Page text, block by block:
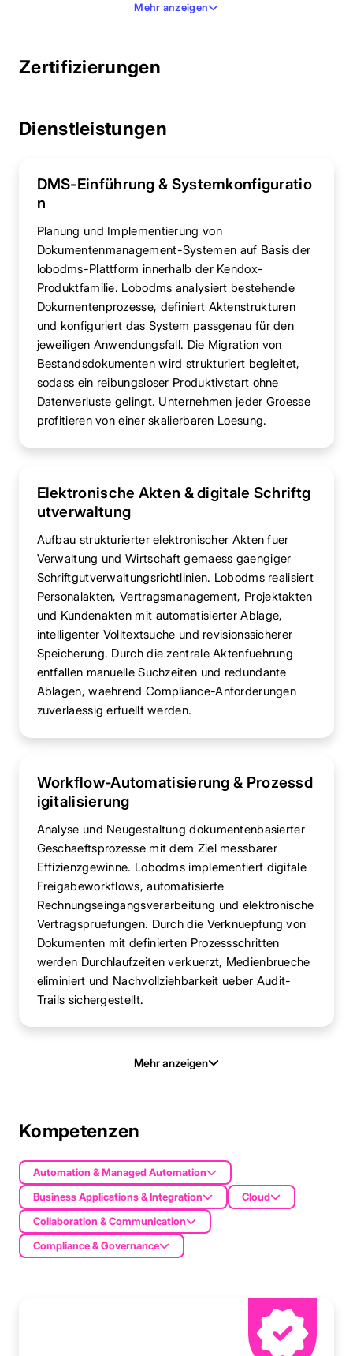
Mehr anzeigen
Zertifizierungen
Dienstleistungen
DMS-Einführung & Systemkonfiguratio
n
Planung und Implementierung von
Dokumentenmanagement-Systemen auf Basis der
lobodms-Plattform innerhalb der Kendox-
Produktfamilie. Lobodms analysiert bestehende
Dokumentenprozesse, definiert Aktenstrukturen
und konfiguriert das System passgenau für den
jeweiligen Anwendungsfall. Die Migration von
Bestandsdokumenten wird strukturiert begleitet,
sodass ein reibungsloser Produktivstart ohne
Datenverluste gelingt. Unternehmen jeder Groesse
profitieren von einer skalierbaren Loesung.
Elektronische Akten & digitale Schriftg
utverwaltung
Aufbau strukturierter elektronischer Akten fuer
Verwaltung und Wirtschaft gemaess gaengiger
Schriftgutverwaltungsrichtlinien. Lobodms realisiert
Personalakten, Vertragsmanagement, Projektakten
und Kundenakten mit automatisierter Ablage,
intelligenter Volltextsuche und revisionssicherer
Speicherung. Durch die zentrale Aktenfuehrung
entfallen manuelle Suchzeiten und redundante
Ablagen, waehrend Compliance-Anforderungen
zuverlaessig erfuellt werden.
Workflow-Automatisierung & Prozessd
igitalisierung
Analyse und Neugestaltung dokumentenbasierter
Geschaeftsprozesse mit dem Ziel messbarer
Effizienzgewinne. Lobodms implementiert digitale
Freigabeworkflows, automatisierte
Rechnungseingangsverarbeitung und elektronische
Vertragspruefungen. Durch die Verknuepfung von
Dokumenten mit definierten Prozessschritten
werden Durchlaufzeiten verkuerzt, Medienbrueche
eliminiert und Nachvollziehbarkeit ueber Audit-
Trails sichergestellt.
Mehr anzeigen
Kompetenzen
Automation & Managed Automation
Business Applications & Integration
Cloud
Collaboration & Communication
Compliance & Governance